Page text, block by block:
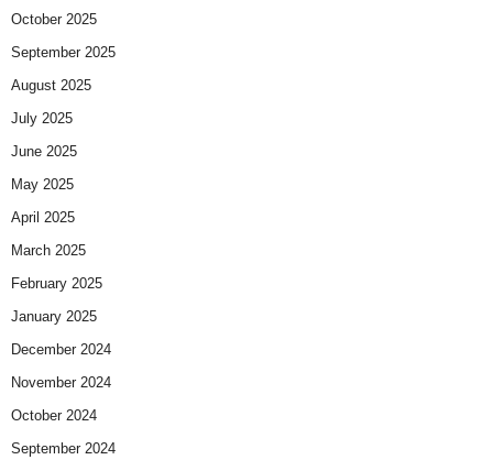
October 2025
September 2025
August 2025
July 2025
June 2025
May 2025
April 2025
March 2025
February 2025
January 2025
December 2024
November 2024
October 2024
September 2024